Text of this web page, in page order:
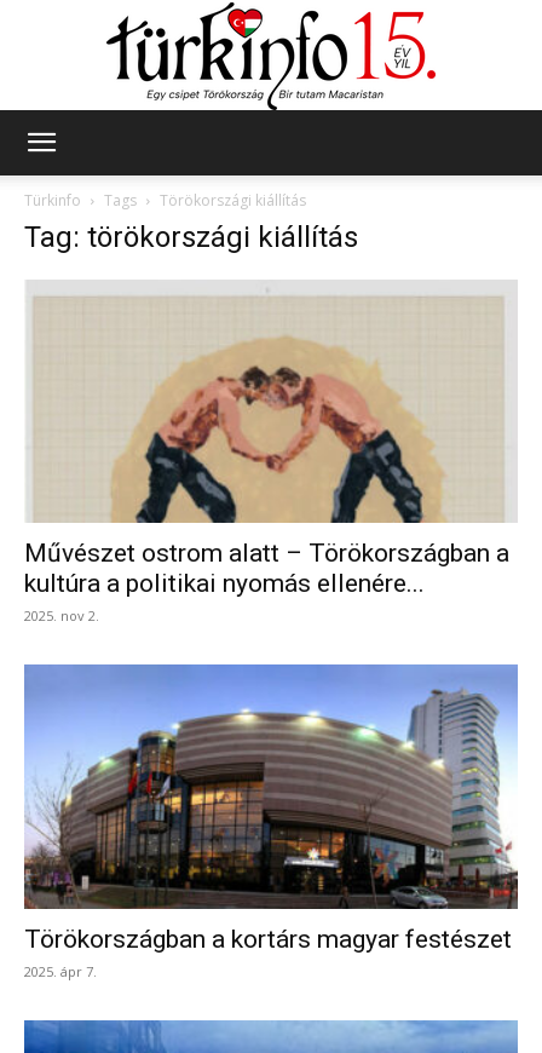
Türkinfo
Tags Törökországi kiállítás
Tag: törökországi kiállítás
Művészet ostrom alatt – Törökországban a
kultúra a politikai nyomás ellenére...
2025. nov 2.
Törökországban a kortárs magyar festészet
2025. ápr 7.